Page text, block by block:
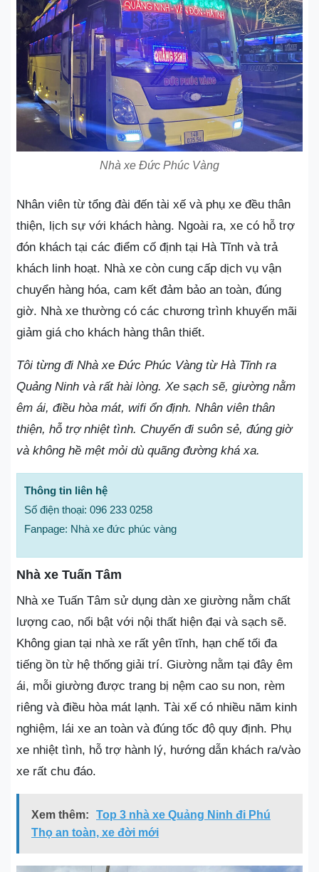
Nhà xe Đức Phúc Vàng
Nhân viên từ tổng đài đến tài xế và phụ xe đều thân
thiện, lịch sự với khách hàng. Ngoài ra, xe có hỗ trợ
đón khách tại các điểm cố định tại Hà Tĩnh và trả
khách linh hoạt. Nhà xe còn cung cấp dịch vụ vận
chuyển hàng hóa, cam kết đảm bảo an toàn, đúng
giờ. Nhà xe thường có các chương trình khuyến mãi
giảm giá cho khách hàng thân thiết.
Tôi từng đi Nhà xe Đức Phúc Vàng từ Hà Tĩnh ra
Quảng Ninh và rất hài lòng. Xe sạch sẽ, giường nằm
êm ái, điều hòa mát, wifi ổn định. Nhân viên thân
thiện, hỗ trợ nhiệt tình. Chuyến đi suôn sẻ, đúng giờ
và không hề mệt mỏi dù quãng đường khá xa.
Thông tin liên hệ
Số điện thoại: 096 233 0258
Fanpage: Nhà xe đức phúc vàng
Nhà xe Tuấn Tâm
Nhà xe Tuấn Tâm sử dụng dàn xe giường nằm chất
lượng cao, nổi bật với nội thất hiện đại và sạch sẽ.
Không gian tại nhà xe rất yên tĩnh, hạn chế tối đa
tiếng ồn từ hệ thống giải trí. Giường nằm tại đây êm
ái, mỗi giường được trang bị nệm cao su non, rèm
riêng và điều hòa mát lạnh. Tài xế có nhiều năm kinh
nghiệm, lái xe an toàn và đúng tốc độ quy định. Phụ
xe nhiệt tình, hỗ trợ hành lý, hướng dẫn khách ra/vào
xe rất chu đáo.
Xem thêm:
Top 3 nhà xe Quảng Ninh đi Phú
Thọ an toàn, xe đời mới